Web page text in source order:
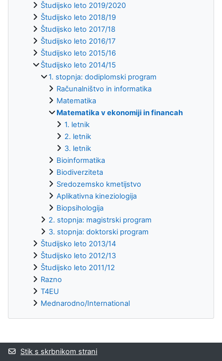
Študijsko leto 2019/2020
Študijsko leto 2018/19
Študijsko leto 2017/18
Študijsko leto 2016/17
Študijsko leto 2015/16
Študijsko leto 2014/15
1. stopnja: dodiplomski program
Računalništvo in informatika
Matematika
Matematika v ekonomiji in financah
1. letnik
2. letnik
3. letnik
Bioinformatika
Biodiverziteta
Sredozemsko kmetijstvo
Aplikativna kineziologija
Biopsihologija
2. stopnja: magistrski program
3. stopnja: doktorski program
Študijsko leto 2013/14
Študijsko leto 2012/13
Študijsko leto 2011/12
Razno
T4EU
Mednarodno/International
Supplementary blocks
Stik s skrbnikom strani